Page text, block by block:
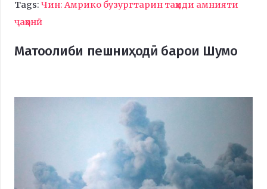
Tags: Чин: Амрико бузургтарин таҳиди амнияти
ҷаҳонӣ
Матоолиби пешниҳодӣ барои Шумо